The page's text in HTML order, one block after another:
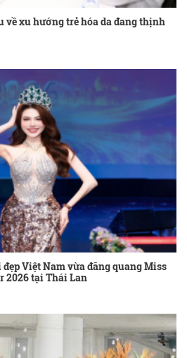
về xu hướng trẻ hóa da đang thịnh
Việt Nam vừa đăng quang Miss
2026 tại Thái Lan